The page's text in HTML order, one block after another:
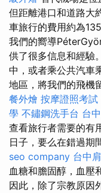
但距離港口和道路大
車旅行的費用約為
我們的嚮導
供了很多信息和經驗。
中，或者乘公共汽車
地區，將我們的飛機
餐外燴 按摩證照考試
學 不鏽鋼洗手台 台
查看旅行者需要的有
日子，要么在錯過期
seo company 台中
血糖和膽固醇，血壓
因此，除了宗教原因